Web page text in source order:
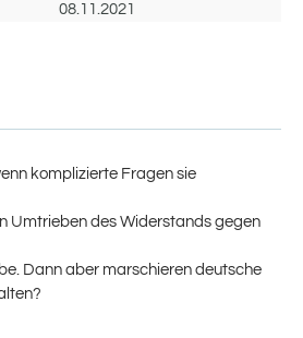
08.11.2021
komplizierte Fragen sie
Umtrieben des Widerstands gegen
Dann aber marschieren deutsche